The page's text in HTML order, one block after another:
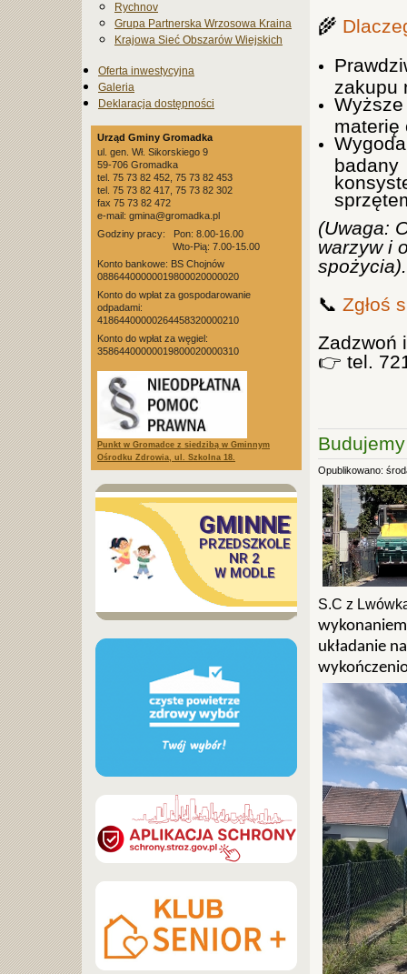
Rychnov
Grupa Partnerska Wrzosowa Kraina
Krajowa Sieć Obszarów Wiejskich
Oferta inwestycyjna
Galeria
Deklaracja dostępności
Urząd Gminy Gromadka
ul. gen. Wł. Sikorskiego 9
59-706 Gromadka
tel. 75 73 82 452, 75 73 82 453
tel. 75 73 82 417, 75 73 82 302
fax 75 73 82 472
e-mail: gmina@gromadka.pl
Godziny pracy: Pon: 8.00-16.00
Wto-Pią: 7.00-15.00
Konto bankowe: BS Chojnów
08864400000019800020000020
Konto do wpłat za gospodarowanie
odpadami:
41864400000264458320000210
Konto do wpłat za węgiel:
35864400000019800020000310
Punkt w Gromadce z siedzibą w Gminnym
Ośrodku Zdrowia, ul. Szkolna 18.
🌾
zakupu
materię
(Uwaga:
warzyw i
spożycia).
📞 Zgłoś
Zadzwoń
👉 tel.
Opublikowano:
S.C z
układanie